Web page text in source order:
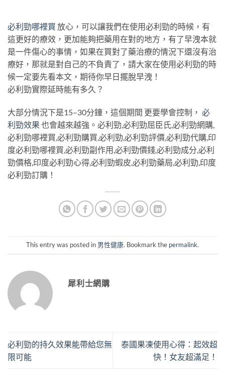
必利勁哪裡買 放心，可以讓我們在使用必利勁的時候，有
這更好的療效，更加能夠把藥用在對的地方，有了早洩本就
是一件傷心的事情，如果在買對了藥治療的情況下還沒有治
療好，那就是對自己的不負責了，請大家在使用必利勁的時
候一定要先看本文，期待你早日擺脫早洩！
必利勁實際延時能有多久？
大部分情況下是15–30分鐘，這個期間 更要學會控制， 必
利勁效果 也會越來越強。必利勁,必利勁屈臣氏,必利勁網購,
必利勁哪裡買,必利勁購買,必利勁,必利勁評價,必利勁代購,印
度必利勁哪裡買,必利勁副作用,必利勁價錢,必利勁成分,必利
勁價格,印度必利勁心得,必利勁蝦皮,必利勁藥局,必利勁,印度
必利勁訂購！
This entry was posted in 男性健康. Bookmark the permalink.
犀利士網購
必利勁的持久效果能帶給您無
限可能
泰國果凍使用心得：起效超
快！女友超滿足！